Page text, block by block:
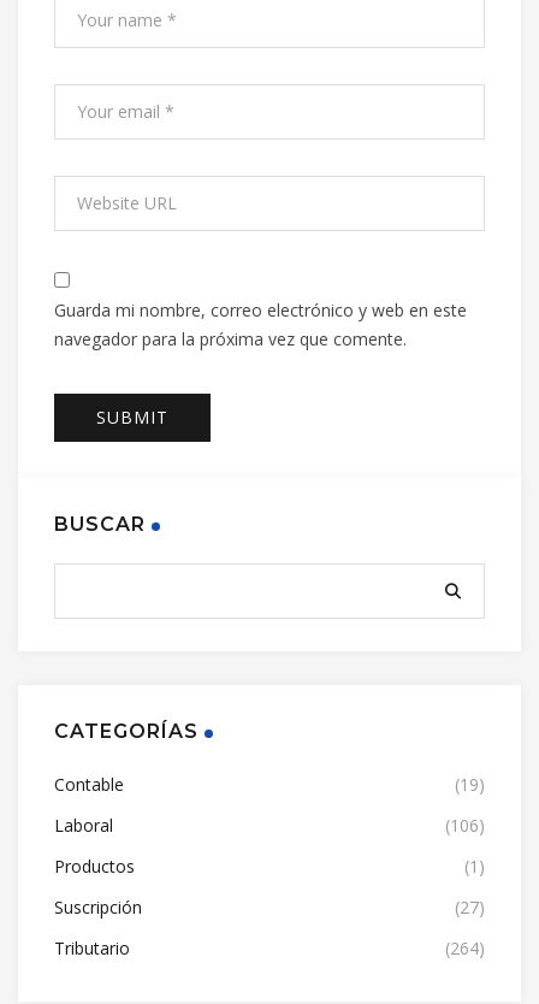
Guarda mi nombre, correo electrónico y web en este
navegador para la próxima vez que comente.
BUSCAR
CATEGORÍAS
Contable
(19)
Laboral
(106)
Productos
(1)
Suscripción
(27)
Tributario
(264)